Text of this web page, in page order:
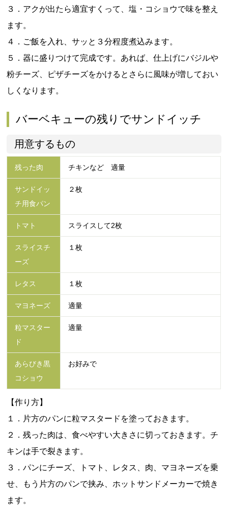
３．アクが出たら適宜すくって、塩・コショウで味を整え
ます。
４．ご飯を入れ、サッと３分程度煮込みます。
５．器に盛りつけて完成です。あれば、仕上げにバジルや
粉チーズ、ピザチーズをかけるとさらに風味が増しておい
しくなります。
バーベキューの残りでサンドイッチ
用意するもの
残った肉 チキンなど 適量
サンドイッ
チ用食パン
２枚
トマト スライスして2枚
スライスチ
ーズ
１枚
レタス １枚
マヨネーズ 適量
粒マスター
ド
適量
あらびき黒
コショウ
お好みで
【作り方】
１．片方のパンに粒マスタードを塗っておきます。
２．残った肉は、食べやすい大きさに切っておきます。チ
キンは手で裂きます。
３．パンにチーズ、トマト、レタス、肉、マヨネーズを乗
せ、もう片方のパンで挟み、ホットサンドメーカーで焼き
ます。